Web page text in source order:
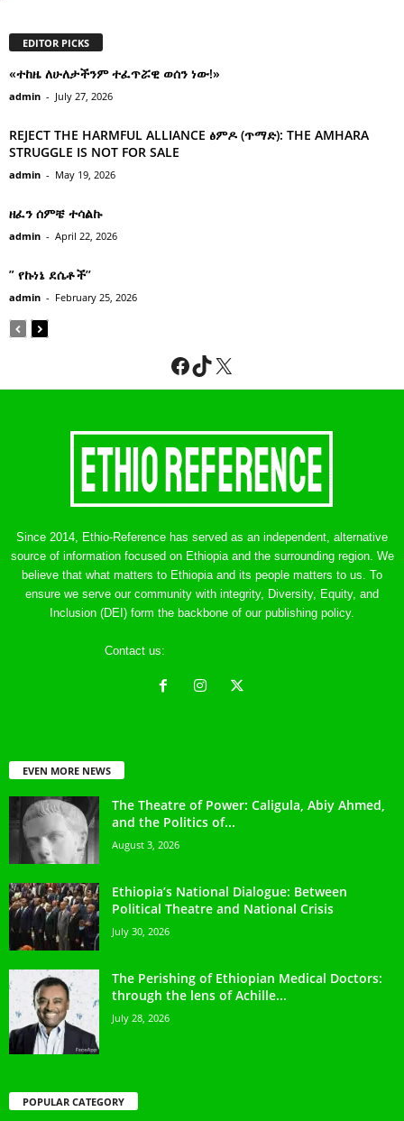
EDITOR PICKS
«ተከዜ ለሁለታችንም ተፈጥሯዊ ወሰን ነው!»
admin - July 27, 2026
REJECT THE HARMFUL ALLIANCE ፅምዶ (ጥማድ): THE AMHARA
STRUGGLE IS NOT FOR SALE
admin - May 19, 2026
ዘፈን ሰምቼ ተሳልኩ
admin - April 22, 2026
” የኩነኔ ደሴቶች’’
admin - February 25, 2026
Facebook
TikTok
X
Since 2014, Ethio-Reference has served as an independent, alternative
source of information focused on Ethiopia and the surrounding region. We
believe that what matters to Ethiopia and its people matters to us. To
ensure we serve our community with integrity, Diversity, Equity, and
Inclusion (DEI) form the backbone of our publishing policy.
Contact us:
EVEN MORE NEWS
The Theatre of Power: Caligula, Abiy Ahmed,
and the Politics of...
August 3, 2026
Ethiopia’s National Dialogue: Between
Political Theatre and National Crisis
July 30, 2026
The Perishing of Ethiopian Medical Doctors:
through the lens of Achille...
July 28, 2026
POPULAR CATEGORY